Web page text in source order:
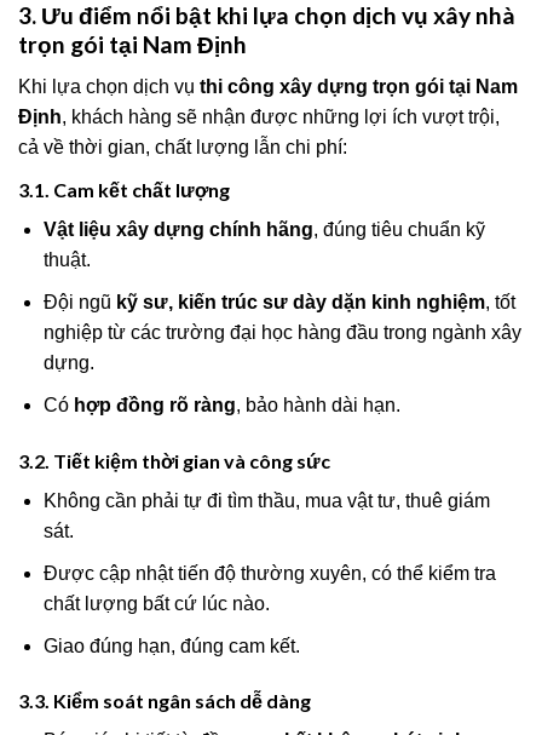
3. Ưu điểm nổi bật khi lựa chọn dịch vụ xây nhà
trọn gói tại Nam Định
Khi lựa chọn dịch vụ thi công xây dựng trọn gói tại Nam
Định, khách hàng sẽ nhận được những lợi ích vượt trội,
cả về thời gian, chất lượng lẫn chi phí:
3.1. Cam kết chất lượng
Vật liệu xây dựng chính hãng, đúng tiêu chuẩn kỹ
thuật.
Đội ngũ kỹ sư, kiến trúc sư dày dặn kinh nghiệm, tốt
nghiệp từ các trường đại học hàng đầu trong ngành xây
dựng.
Có hợp đồng rõ ràng, bảo hành dài hạn.
3.2. Tiết kiệm thời gian và công sức
Không cần phải tự đi tìm thầu, mua vật tư, thuê giám
sát.
Được cập nhật tiến độ thường xuyên, có thể kiểm tra
chất lượng bất cứ lúc nào.
Giao đúng hạn, đúng cam kết.
3.3. Kiểm soát ngân sách dễ dàng